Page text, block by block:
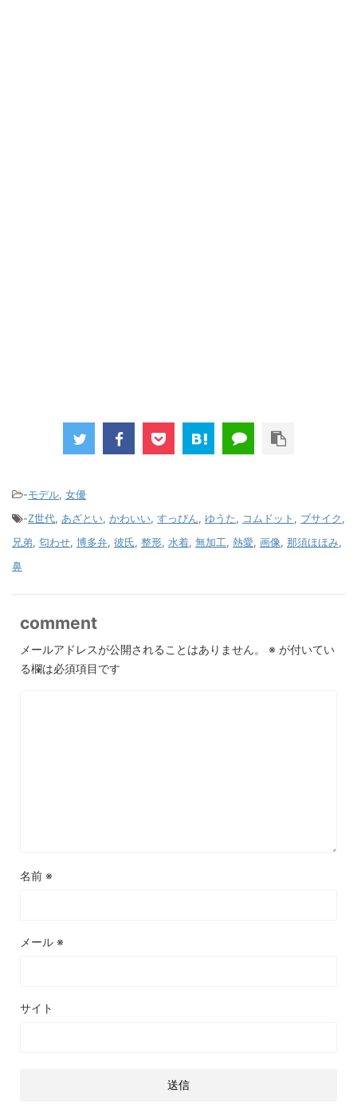
-モデル, 女優
-Z世代, あざとい, かわいい, すっぴん, ゆうた, コムドット , ブサイク,
兄弟, 匂わせ, 博多弁, 彼氏, 整形, 水着, 無加工, 熱愛, 画像, 那須ほほみ,
鼻
comment
メールアドレスが公開されることはありません。 ※ が付いてい
る欄は必須項目です
名前 ※
メール ※
サイト